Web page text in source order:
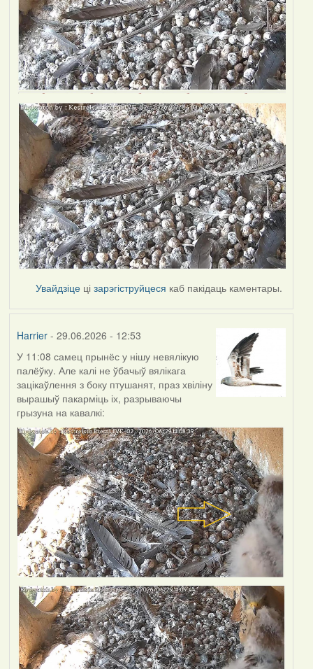
Увайдзіце цізарэгіструйцеся каб пакідаць каментары.
Harrier- 29.06.2026 - 12:53
У 11:08 самец прынёс у нішу невялікую
палёўку. Але калі не ўбачыў вялікага
зацікаўлення з боку птушанят, праз хвіліну
вырашыў пакарміць іх, разрываючы
грызуна на кавалкі: